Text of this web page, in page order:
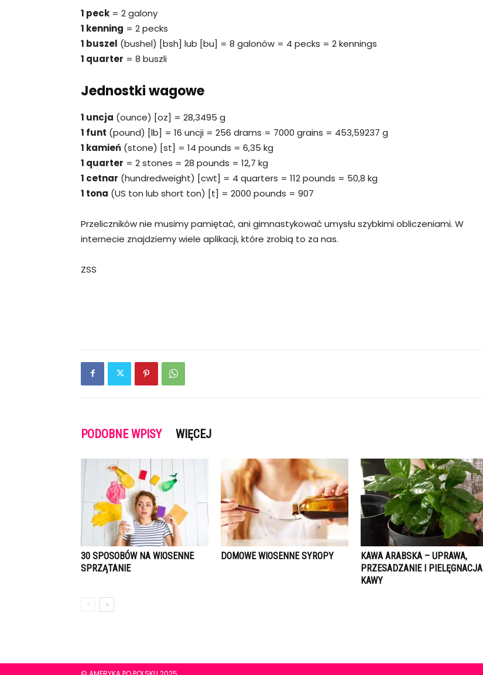
1 peck = 2 galony
1 kenning = 2 pecks
1 buszel (bushel) [bsh] lub [bu] = 8 galonów = 4 pecks = 2 kennings
1 quarter = 8 buszli
Jednostki wagowe
1 uncja (ounce) [oz] = 28,3495 g
1 funt (pound) [lb] = 16 uncji = 256 drams = 7000 grains = 453,59237 g
1 kamień (stone) [st] = 14 pounds = 6,35 kg
1 quarter = 2 stones = 28 pounds = 12,7 kg
1 cetnar (hundredweight) [cwt] = 4 quarters = 112 pounds = 50,8 kg
1 tona (US ton lub short ton) [t] = 2000 pounds = 907
Przeliczników nie musimy pamiętać, ani gimnastykować umysłu szybkimi obliczeniami. W
internecie znajdziemy wiele aplikacji, które zrobią to za nas.
ZSS
PODOBNE WPISY WIĘCEJ
30 SPOSOBÓW NA WIOSENNE
SPRZĄTANIE
DOMOWE WIOSENNE SYROPY
KAWA ARABSKA – UPRAWA,
PRZESADZANIE I PIELĘGNACJA
KAWY